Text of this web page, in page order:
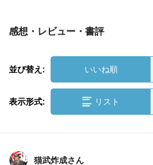
感想・レビュー・書評
並び替え: いいね順
表示形式: リスト
猫武炸成さん